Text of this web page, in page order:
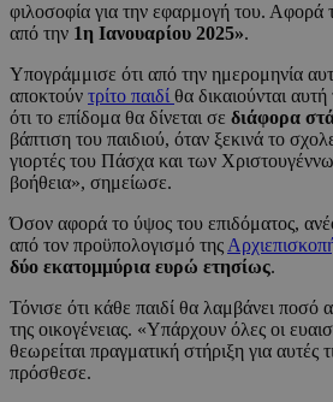
φιλοσοφία για την εφαρμογή του. Αφορά
από την 1η Ιανουαρίου 2025».
Υπογράμμισε ότι από την ημερομηνία
αποκτούν τρίτο παιδί θα δικαιούνται
ότι το επίδομα θα δίνεται σε διάφορα
βάπτιση του παιδιού, όταν ξεκινά το
γιορτές του Πάσχα και των
βοήθεια», σημείωσε.
Όσον αφορά το ύψος του επιδόματος,
από τον προϋπολογισμό της
δύο εκατομμύρια ευρώ ετησίως.
Τόνισε ότι κάθε παιδί θα λαμβάνει ποσό
της οικογένειας. «Υπάρχουν όλες οι
θεωρείται πραγματική στήριξη για αυτές
πρόσθεσε.